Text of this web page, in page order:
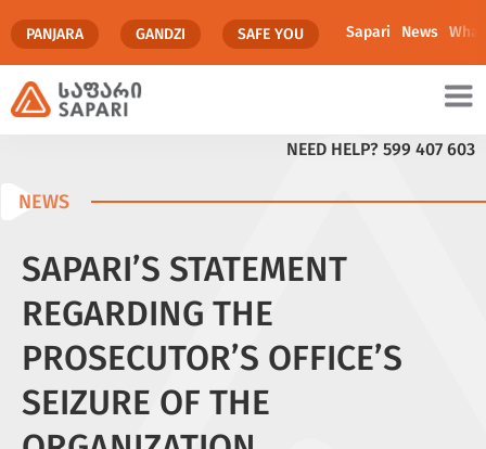
PANJARA GANDZI SAFE YOU Sapari News
NEED HELP? 599 407 603
NEWS
SAPARI’S STATEMENT
REGARDING THE
PROSECUTOR’S OFFICE’S
SEIZURE OF THE